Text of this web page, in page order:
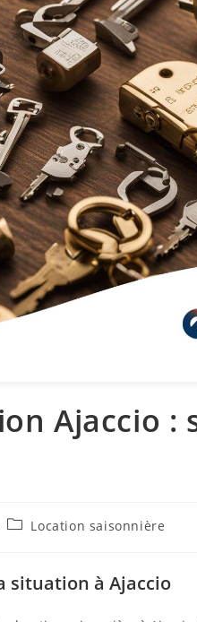
Ajaccio
Location saisonnière
situation à Ajaccio